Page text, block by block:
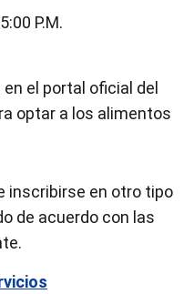
P.M.
el portal oficial del
optar a los alimentos
inscribirse en otro tipo
de acuerdo con las